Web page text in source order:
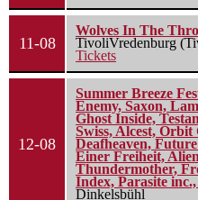
11-08
Wolves In The
TivoliVredenburg
Tickets
12-08
Summer Breeze
Enemy, Saxon,
Ghost Inside,
Swiss, Alcest,
Deafheaven,
Einer Freiheit,
Thundermother,
Index, Parasite
Dinkelsbühl